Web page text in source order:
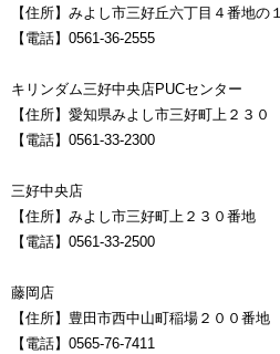
【住所】みよし市三好丘六丁目４番地の１
【電話】0561-36-2555
キリンダム三好中央店PUCセンター
【住所】愛知県みよし市三好町上２３０
【電話】0561-33-2300
三好中央店
【住所】みよし市三好町上２３０番地
【電話】0561-33-2500
藤岡店
【住所】豊田市西中山町稲場２００番地
【電話】0565-76-7411